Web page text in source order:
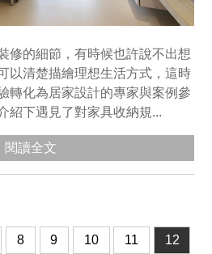
修的細節，有時候也許說不出想
以清楚描繪理想生活方式，這時
轉化為居家設計的專家與案例參
紹下遇見了對家具收納規...
閱讀全文
8 9 10 11 12